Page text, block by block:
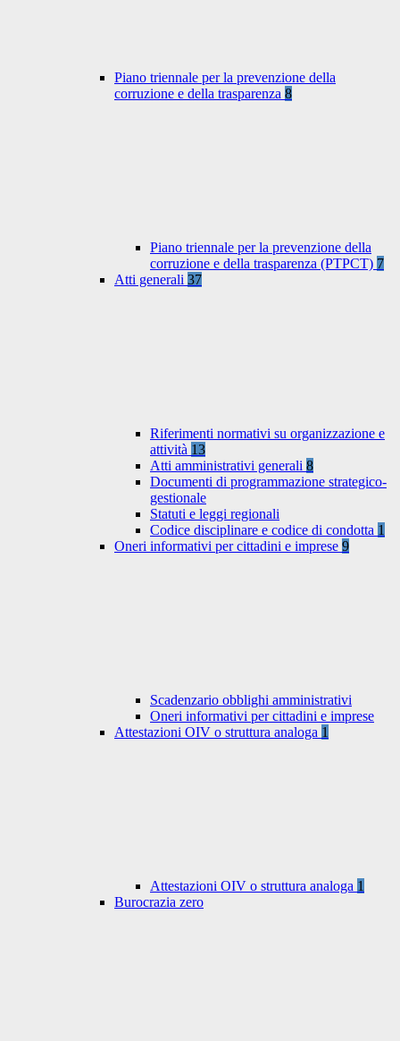
Piano triennale per la prevenzione della
corruzione e della trasparenza 8
Piano triennale per la prevenzione della
corruzione e della trasparenza (PTPCT) 7
Atti generali 37
Riferimenti normativi su organizzazione e
attività 13
Atti amministrativi generali 8
Documenti di programmazione strategico-
gestionale
Statuti e leggi regionali
Codice disciplinare e codice di condotta 1
Oneri informativi per cittadini e imprese 9
Scadenzario obblighi amministrativi
Oneri informativi per cittadini e imprese
Attestazioni OIV o struttura analoga 1
Attestazioni OIV o struttura analoga 1
Burocrazia zero